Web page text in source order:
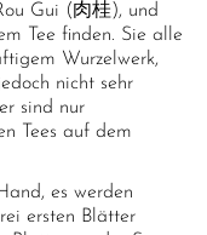
Gui (肉桂), und
Tee finden. Sie alle
Wurzelwerk,
nicht sehr
sind nur
Tees auf dem
es werden
ersten Blätter